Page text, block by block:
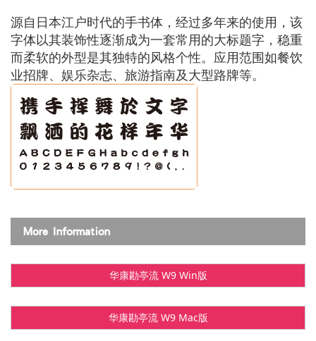
源自日本江户时代的手书体，经过多年来的使用，该
字体以其装饰性逐渐成为一套常用的大标题字，稳重
而柔软的外型是其独特的风格个性。应用范围如餐饮
业招牌、娱乐杂志、旅游指南及大型路牌等。
More Information
华康勘亭流 W9 Win版
华康勘亭流 W9 Mac版